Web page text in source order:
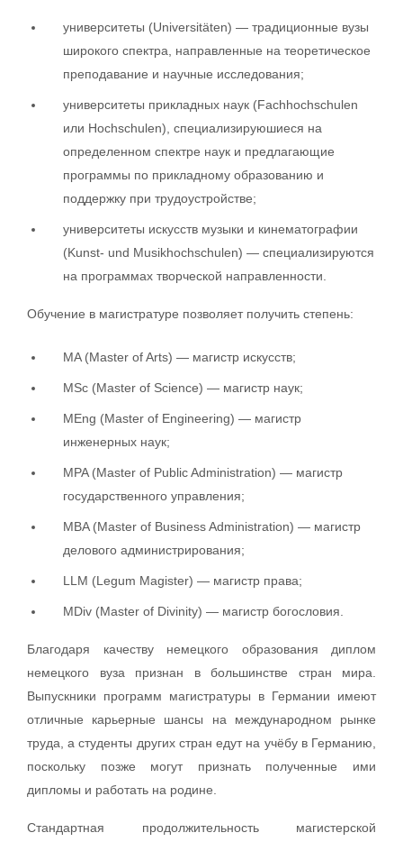
университеты (Universitäten) — традиционные вузы
широкого спектра, направленные на теоретическое
преподавание и научные исследования;
университеты прикладных наук (Fachhochschulen
или Hochschulen), специализируюшиеся на
определенном спектре наук и предлагающие
программы по прикладному образованию и
поддержку при трудоустройстве;
университеты искусств музыки и кинематографии
(Kunst- und Musikhochschulen) — специализируются
на программах творческой направленности.
Обучение в магистратуре позволяет получить степень:
MA (Master of Arts) — магистр искусств;
MSc (Master of Science) — магистр наук;
MEng (Master of Engineering) — магистр
инженерных наук;
MPA (Master of Public Administration) — магистр
государственного управления;
MBA (Master of Business Administration) — магистр
делового администрирования;
LLM (Legum Magister) — магистр права;
MDiv (Master of Divinity) — магистр богословия.
Благодаря качеству немецкого образования диплом
немецкого вуза признан в большинстве стран мира.
Выпускники программ магистратуры в Германии имеют
отличные карьерные шансы на международном рынке
труда, а студенты других стран едут на учёбу в Германию,
поскольку позже могут признать полученные ими
дипломы и работать на родине.
Стандартная продолжительность магистерской